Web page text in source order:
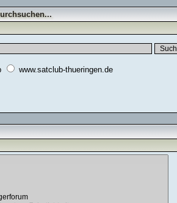
www.satclub-thueringen.de